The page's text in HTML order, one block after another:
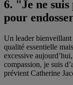
6. "Je ne suis
pour
Un leader bienveillant
qualité essentielle
excessive
compassion, je suis
prévient Catherine